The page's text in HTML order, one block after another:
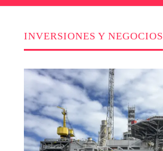
INVERSIONES Y NEGOCIOS